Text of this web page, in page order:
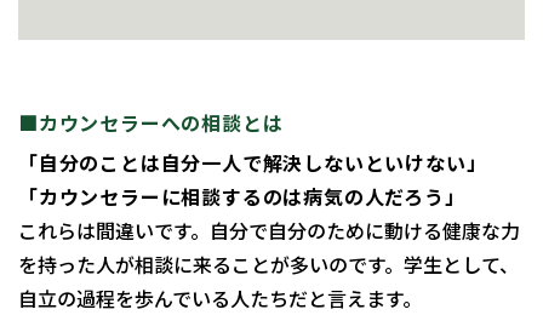
■カウンセラーへの相談とは
「自分のことは自分一人で解決しないといけない」
「カウンセラーに相談するのは病気の人だろう」
これらは間違いです。自分で自分のために動ける健康な力
を持った人が相談に来ることが多いのです。学生として、
自立の過程を歩んでいる人たちだと言えます。